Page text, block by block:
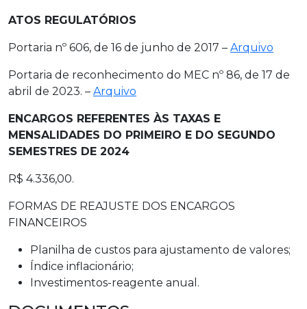
ATOS REGULATÓRIOS
Portaria nº 606, de 16 de junho de 2017 – Arquivo
Portaria de reconhecimento do MEC nº 86, de 17 de
abril de 2023. – Arquivo
ENCARGOS REFERENTES ÀS TAXAS E
MENSALIDADES DO PRIMEIRO E DO SEGUNDO
SEMESTRES DE 2024
R$ 4.336,00.
FORMAS DE REAJUSTE DOS ENCARGOS
FINANCEIROS
Planilha de custos para ajustamento de valores;
Índice inflacionário;
Investimentos-reagente anual.